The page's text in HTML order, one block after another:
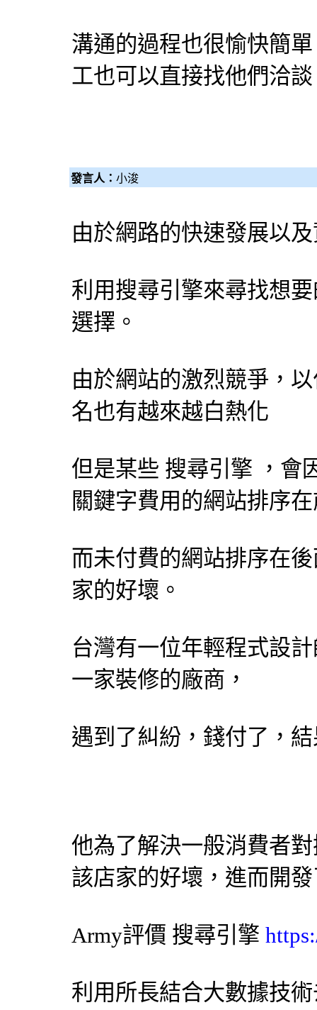
溝通的過程也很愉快簡
工也可以直接找他們洽談
發言人： 小浚
由於網路的快速發展以
利用搜尋引擎來尋找想
選擇。
由於網站的激烈競爭，
名也有越來越白熱化
但是某些 搜尋引擎 ，會
關鍵字費用的網站排序
而未付費的網站排序在
家的好壞。
台灣有一位年輕程式設
一家裝修的廠商，
遇到了糾紛，錢付了，
他為了解決一般消費者
該店家的好壞，進而開
Army評價 搜尋引擎
利用所長結合大數據技